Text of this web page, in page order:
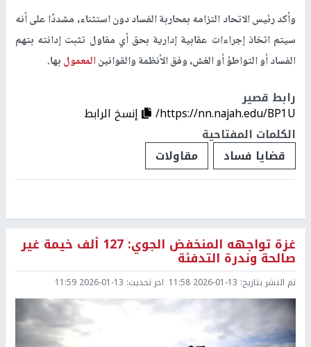
وأكد رئيس الاتحاد التزامه بمحاربة الفساد دون استثناء، مشددًا على أنه
سيتم اتخاذ إجراءات عقابية إدارية بحق أي مقاول تثبت إدانته بتهم
الفساد أو التواطؤ أو الغش، وفق الأنظمة والقوانينالمعمولبها.
رابط قصير
https://nn.najah.edu/BP1U/
إنسخ الرابط
الكلمات المفتاحية
قضايا فساد
مقاولات
غزة تواجهه المنخفض الجوي: 127 ألف خيمة غير
صالحة وندرة التدفئة
تم النشر بتاريخ: 2026-01-13 11:58 اخر تحديث: 2026-01-13 11:59